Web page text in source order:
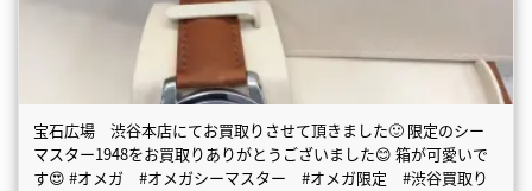
宝石広場 渋谷本店にてお買取りさせて頂きました🙂 限定のシー
マスター1948をお買取りありがとうございました😊 箱が可愛いで
す😍 #オメガ #オメガシーマスター #オメガ限定 #渋谷買取り